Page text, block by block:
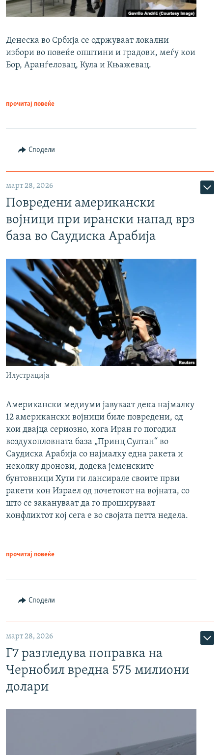
Денеска во Србија се одржуваат локални
избори во повеќе општини и градови, меѓу кои
Бор, Аранѓеловац, Кула и Књажевац.
прочитај повеќе
Сподели
март 28, 2026
Повредени американски
војници при ирански напад врз
база во Саудиска Арабија
Илустрација
Американски медиуми јавуваат дека најмалку
12 американски војници биле повредени, од
кои двајца сериозно, кога Иран го погодил
воздухопловната база „Принц Султан“ во
Саудиска Арабија со најмалку една ракета и
неколку дронови, додека јеменските
бунтовници Хути ги лансирале своите први
ракети кон Израел од почетокот на војната, со
што се закануваат да го прошируваат
конфликтот кој сега е во својата петта недела.
прочитај повеќе
Сподели
март 28, 2026
Г7 разгледува поправка на
Чернобил вредна 575 милиони
долари